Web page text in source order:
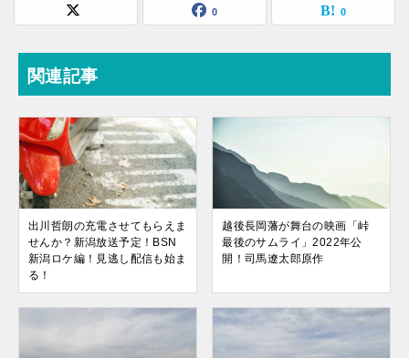
0 0
関連記事
出川哲朗の充電させてもらえま
せんか？新潟放送予定！BSN
新潟ロケ編！見逃し配信も始ま
る！
越後長岡藩が舞台の映画「峠
最後のサムライ」2022年公
開！司馬遼太郎原作